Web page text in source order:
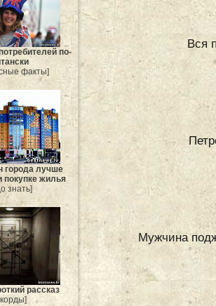
по-
факты]
города лучше
покупке жилья
знать]
рассказ
Вся
Мужчина